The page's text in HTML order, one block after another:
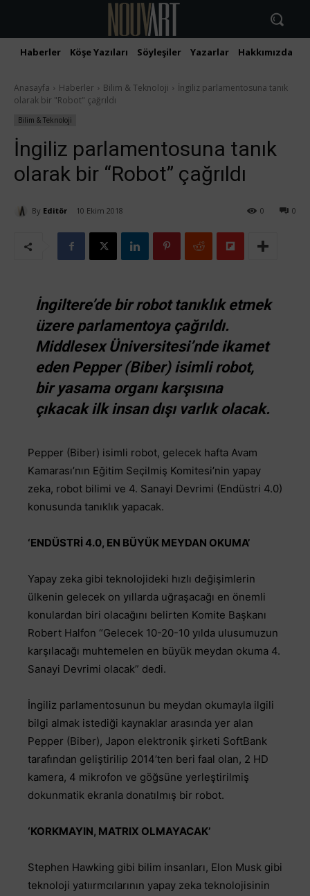
Haberler Köşe Yazıları Söyleşiler Yazarlar Hakkımızda
Anasayfa Haberler Bilim & Teknoloji
İngiliz parlamentosuna tanık
olarak bir "Robot" çağrıldı
Bilim & Teknoloji
İngiliz parlamentosuna tanık
olarak bir “Robot” çağrıldı
By Editör 10 Ekim 2018 0
0
İngiltere’de bir robot tanıklık etmek
üzere parlamentoya çağrıldı.
Middlesex Üniversitesi’nde ikamet
eden Pepper (Biber) isimli robot,
bir yasama organı karşısına
çıkacak ilk insan dışı varlık olacak.
Pepper (Biber) isimli robot, gelecek hafta Avam
Kamarası’nın Eğitim Seçilmiş Komitesi’nin yapay
zeka, robot bilimi ve 4. Sanayi Devrimi (Endüstri 4.0)
konusunda tanıklık yapacak.
‘ENDÜSTRİ 4.0, EN BÜYÜK MEYDAN OKUMA’
Yapay zeka gibi teknolojideki hızlı değişimlerin
ülkenin gelecek on yıllarda uğraşacağı en önemli
konulardan biri olacağını belirten Komite Başkanı
Robert Halfon “Gelecek 10-20-10 yılda ulusumuzun
karşılacağı muhtemelen en büyük meydan okuma 4.
Sanayi Devrimi olacak” dedi.
İngiliz parlamentosunun bu meydan okumayla ilgili
bilgi almak istediği kaynaklar arasında yer alan
Pepper (Biber), Japon elektronik şirketi SoftBank
tarafından geliştirilip 2014’ten beri faal olan, 2 HD
kamera, 4 mikrofon ve göğsüne yerleştirilmiş
dokunmatik ekranla donatılmış bir robot.
‘KORKMAYIN, MATRIX OLMAYACAK’
Stephen Hawking gibi bilim insanları, Elon Musk gibi
teknoloji yatıırmcılarının yapay zeka teknolojisinin